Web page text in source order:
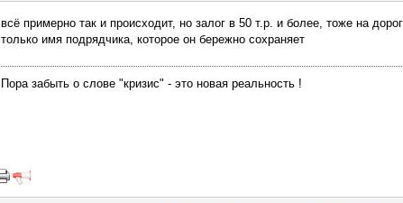
всё примерно так и происходит, но залог в 50 т.р. и более, тоже на
только имя подрядчика, которое он бережно сохраняет
Пора забыть о слове "кризис" - это новая реальность !